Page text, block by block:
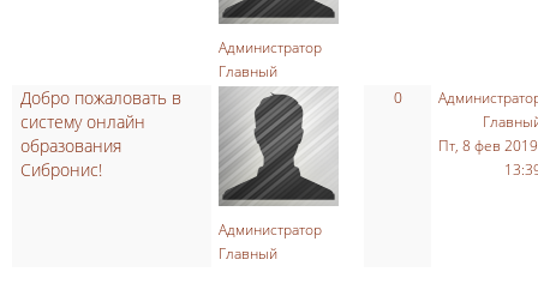
Администратор
Главный
Добро пожаловать в
систему онлайн
образования
Сибронис!
Администратор
Главный
0
Пт, 8 фев